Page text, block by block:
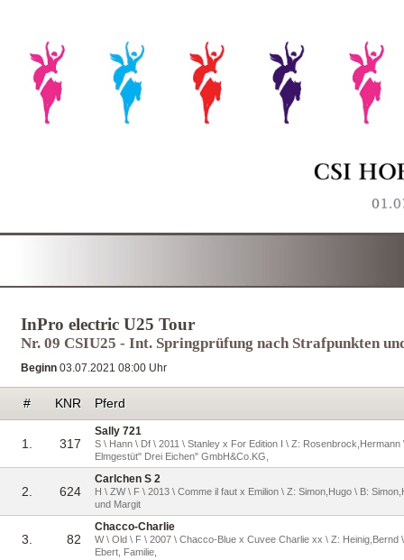
InPro electric U25 Tour
Nr. 09 CSIU25 - Int. Springprüfung nach Strafpunkten
Beginn 03.07.2021 08:00 Uhr
# KNR Pferd
1. 317
Sally 721
S \ Hann \ Df \ 2011 \ Stanley x For Edition I \ Z: Rosenbrock,Hermann
Elmgestüt" Drei Eichen" GmbH&Co.KG,
2. 624
Carlchen S 2
H \ ZW \ F \ 2013 \ Comme il faut x Emilion \ Z: Simon,Hugo \ B:
und Margit
3. 82
Chacco-Charlie
W \ Old \ F \ 2007 \ Chacco-Blue x Cuvee Charlie xx \ Z: Heinig,Bernd
Ebert, Familie,